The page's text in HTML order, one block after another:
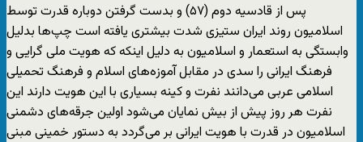
پس از قادسیه دوم (۵۷) و بدست گرفتن دوباره قدرت توسط
اسلامیون روند ایران ستیزی شدت بیشتری یافته است چپ‌ها بدلیل
وابستگی به استعمار و اسلامیون به دلیل اینکه که هویت ملی گرایی و
فرهنگ ایرانی را سدی در مقابل آموزه‌های اسلام و فرهنگ تحمیلی
اسلامی عربی می‌دانند نفرت و کینه بسیاری با این هویت دارند این
نفرت هر روز پیش از بیش نمایان می‌شود اولین جرقه‌های دشمنی
اسلامیون در قدرت با هویت ایرانی بر می‌گردد به دستور خمینی مبنی